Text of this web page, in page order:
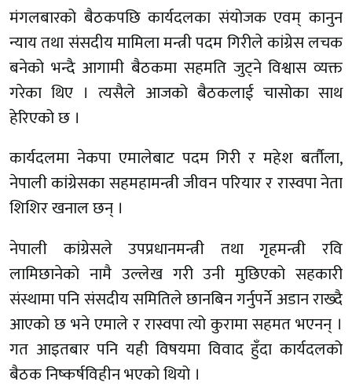
मंगलबारको बैठकपछि कार्यदलका संयोजक एवम् कानुन
न्याय तथा संसदीय मामिला मन्त्री पदम गिरीले कांग्रेस लचक
बनेको भन्दै आगामी बैठकमा सहमति जुट्ने विश्वास व्यक्त
गरेका थिए । त्यसैले आजको बैठकलाई चासोका साथ
हेरिएको छ ।
कार्यदलमा नेकपा एमालेबाट पदम गिरी र महेश बर्तौला,
नेपाली कांग्रेसका सहमहामन्त्री जीवन परियार र रास्वपा नेता
शिशिर खनाल छन् ।
नेपाली कांग्रेसले उपप्रधानमन्त्री तथा गृहमन्त्री रवि
लामिछानेको नामै उल्लेख गरी उनी मुछिएको सहकारी
संस्थामा पनि संसदीय समितिले छानबिन गर्नुपर्ने अडान राख्दै
आएको छ भने एमाले र रास्वपा त्यो कुरामा सहमत भएनन् ।
गत आइतबार पनि यही विषयमा विवाद हुँदा कार्यदलको
बैठक निष्कर्षविहीन भएको थियो ।